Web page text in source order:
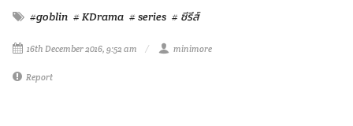
#goblin # KDrama # series # ซีรีส์
16th December 2016, 9:52 am minimore
Report